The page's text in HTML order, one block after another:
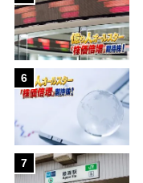
6
7